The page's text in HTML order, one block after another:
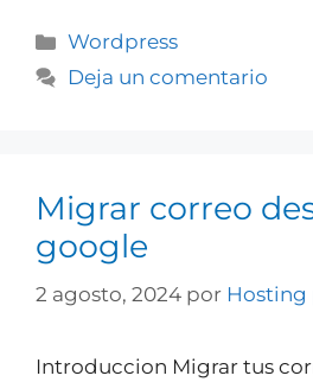
Wordpress
Deja un comentario
Migrar correo
google
2 agosto, 2024 por Hosting
Introduccion Migrar tus